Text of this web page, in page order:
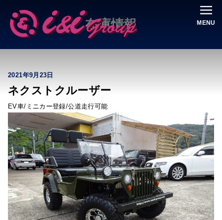
MENU
在庫情報
2021年9月23日
ネクストクルーザー
EV車/ミニカー登録/公道走行可能